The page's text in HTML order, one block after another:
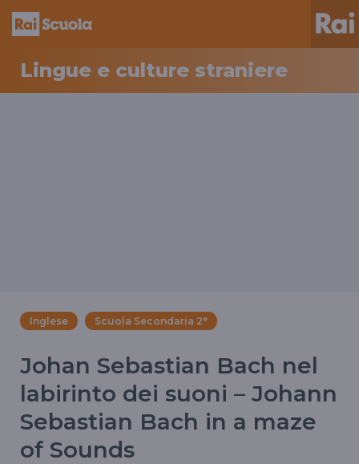
Lingue e culture straniere
Inglese Scuola Secondaria 2°
Johan Sebastian Bach nel
labirinto dei suoni – Johann
Sebastian Bach in a maze
of Sounds